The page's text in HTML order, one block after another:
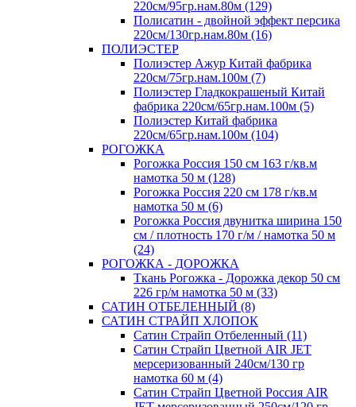
220см/95гр.нам.80м (129)
Полисатин - двойной эффект персика
220см/130гр.нам.80м (16)
ПОЛИЭСТЕР
Полиэстер Ажур Китай фабрика
220см/75гр.нам.100м (7)
Полиэстер Гладкокрашеный Китай
фабрика 220см/65гр.нам.100м (5)
Полиэстер Китай фабрика
220см/65гр.нам.100м (104)
РОГОЖКА
Рогожка Россия 150 см 163 г/кв.м
намотка 50 м (128)
Рогожка Россия 220 см 178 г/кв.м
намотка 50 м (6)
Рогожка Россия двунитка ширина 150
см / плотность 170 г/м / намотка 50 м
(24)
РОГОЖКА - ДОРОЖКА
Ткань Рогожка - Дорожка декор 50 см
226 гр/м намотка 50 м (33)
САТИН ОТБЕЛЕННЫЙ (8)
САТИН СТРАЙП ХЛОПОК
Сатин Страйп Отбеленный (11)
Сатин Страйп Цветной AIR JET
мерсеризованный 240см/130 гр
намотка 60 м (4)
Сатин Страйп Цветной Россия AIR